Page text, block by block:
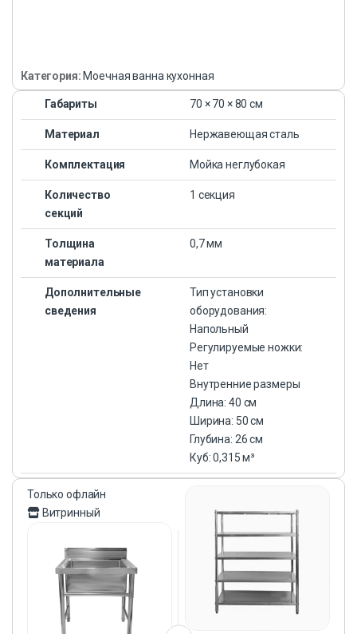
Категория: Моечная ванна кухонная
Габариты 70 × 70 × 80 см
Материал Нержавеющая сталь
Комплектация Мойка неглубокая
Количество
секций
1 секция
Толщина
материала
0,7 мм
Дополнительные
сведения
Тип установки
оборудования:
Напольный
Регулируемые ножки:
Нет
Внутренние размеры
Длина: 40 см
Ширина: 50 см
Глубина: 26 см
Куб: 0,315 м³
Только офлайн
Витринный